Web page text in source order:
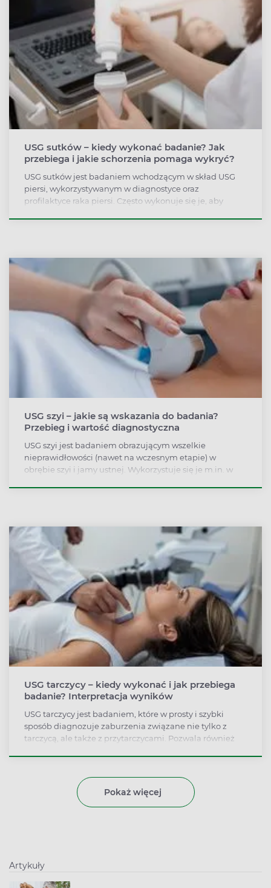
USG sutków – kiedy wykonać badanie? Jak
przebiega i jakie schorzenia pomaga wykryć?
USG sutków jest badaniem wchodzącym w skład USG
piersi, wykorzystywanym w diagnostyce oraz
profilaktyce raka piersi. Często wykonuje się je, aby
proste do przeprowadzenia i można je wielokrotnie
powtarzać.
USG szyi – jakie są wskazania do badania?
Przebieg i wartość diagnostyczna
USG szyi jest badaniem obrazującym wszelkie
nieprawidłowości (nawet na wczesnym etapie) w
obrębie szyi i jamy ustnej. Wykorzystuje się je m.in. w
lekarza, że rozwija się stan chorobowy.
USG tarczycy – kiedy wykonać i jak przebiega
badanie? Interpretacja wyników
USG tarczycy jest badaniem, które w prosty i szybki
sposób diagnozuje zaburzenia związane nie tylko z
tarczycą, ale także z przytarczycami. Pozwala również
przy tym nie powoduje skutków ubocznych.
Pokaż więcej
Artykuły